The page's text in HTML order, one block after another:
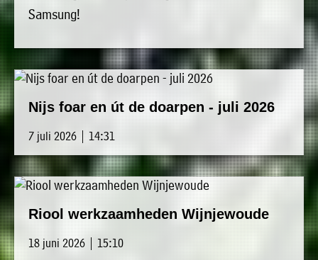
Samsung!
Nijs foar en út de doarpen - juli 2026
7 juli 2026 | 14:31
Riool werkzaamheden Wijnjewoude
18 juni 2026 | 15:10
Plaatselijk
»
Informatie
't
Trefpunt
»
Foto's
Historische
Voorzitter
vacant
Modderman
Penningmeester
vacant
Algemeen
lid
Anco
Hoen
lid
de